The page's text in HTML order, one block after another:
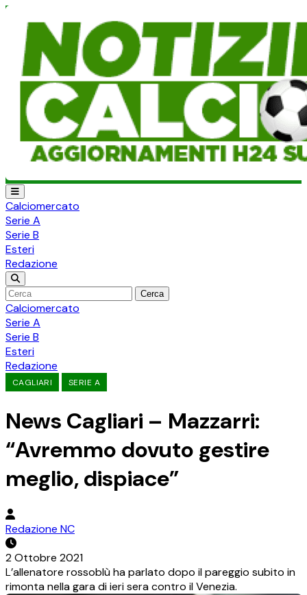
Calciomercato
Serie A
Serie B
Esteri
Redazione
Cerca
Calciomercato
Serie A
Serie B
Esteri
Redazione
CAGLIARI SERIE A
News Cagliari – Mazzarri:
“Avremmo dovuto gestire
meglio, dispiace”
Redazione NC
2 Ottobre 2021
L’allenatore rossoblù ha parlato dopo il pareggio subito in
rimonta nella gara di ieri sera contro il Venezia.